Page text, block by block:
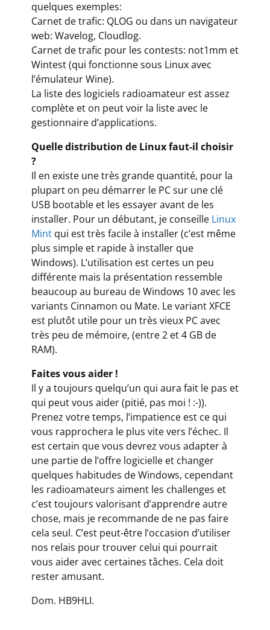
quelques exemples:
Carnet de trafic: QLOG ou dans un navigateur
web: Wavelog, Cloudlog.
Carnet de trafic pour les contests: not1mm et
Wintest (qui fonctionne sous Linux avec
l’émulateur Wine).
La liste des logiciels radioamateur est assez
complète et on peut voir la liste avec le
gestionnaire d’applications.
Quelle distribution de Linux faut-il choisir
?
Il en existe une très grande quantité, pour la
plupart on peu démarrer le PC sur une clé
USB bootable et les essayer avant de les
installer. Pour un débutant, je conseille Linux
Mintqui est très facile à installer (c’est même
plus simple et rapide à installer que
Windows). L’utilisation est certes un peu
différente mais la présentation ressemble
beaucoup au bureau de Windows 10 avec les
variants Cinnamon ou Mate. Le variant XFCE
est plutôt utile pour un très vieux PC avec
très peu de mémoire, (entre 2 et 4 GB de
RAM).
Faites vous aider !
Il y a toujours quelqu’un qui aura fait le pas et
qui peut vous aider (pitié, pas moi ! :-)).
Prenez votre temps, l’impatience est ce qui
vous rapprochera le plus vite vers l’échec. Il
est certain que vous devrez vous adapter à
une partie de l’offre logicielle et changer
quelques habitudes de Windows, cependant
les radioamateurs aiment les challenges et
c’est toujours valorisant d’apprendre autre
chose, mais je recommande de ne pas faire
cela seul. C’est peut-être l’occasion d’utiliser
nos relais pour trouver celui qui pourrait
vous aider avec certaines tâches. Cela doit
rester amusant.
Dom. HB9HLI.